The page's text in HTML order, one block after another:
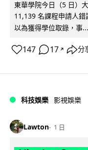
東華學院今日（5 日）
11,139 名課程申請人
以為獲得學位取錄，事...
147 17 ↗ 分
科技娛樂 影視娛樂
Lawton 1 日